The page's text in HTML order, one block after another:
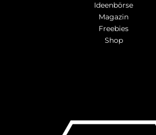
Ideenbörse
Magazin
Freebies
Shop